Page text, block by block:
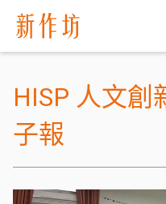
HISP 人文創
子報